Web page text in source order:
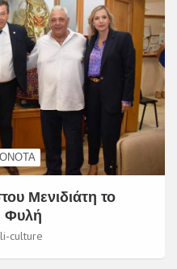
Μενιδιάτη το
Φυλή
culture